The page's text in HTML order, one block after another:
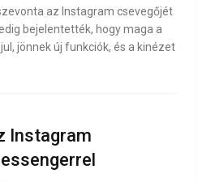
az Instagram csevegőjét
bejelentették, hogy maga a
jönnek új funkciók, és a kinézet
Instagram